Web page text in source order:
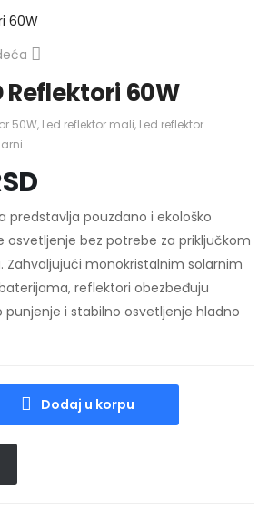
60W
Reflektori 60W
50W, Led reflektor mali, Led reflektor
predstavlja pouzdano i ekološko
osvetljenje bez potrebe za priključkom
Zahvaljujući monokristalnim solarnim
reflektori obezbeđuju
punjenje i stabilno osvetljenje hladno
Dodaj u korpu